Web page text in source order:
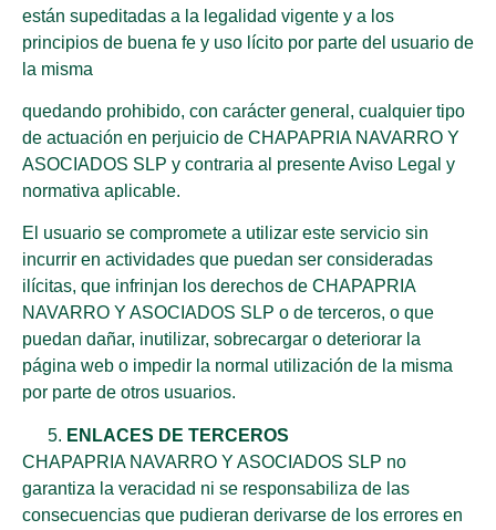
están supeditadas a la legalidad vigente y a los
principios de buena fe y uso lícito por parte del usuario de
la misma
quedando prohibido, con carácter general, cualquier tipo
de actuación en perjuicio de CHAPAPRIA NAVARRO Y
ASOCIADOS SLP y contraria al presente Aviso Legal y
normativa aplicable.
El usuario se compromete a utilizar este servicio sin
incurrir en actividades que puedan ser consideradas
ilícitas, que infrinjan los derechos de CHAPAPRIA
NAVARRO Y ASOCIADOS SLP o de terceros, o que
puedan dañar, inutilizar, sobrecargar o deteriorar la
página web o impedir la normal utilización de la misma
por parte de otros usuarios.
ENLACES DE TERCEROS
CHAPAPRIA NAVARRO Y ASOCIADOS SLP no
garantiza la veracidad ni se responsabiliza de las
consecuencias que pudieran derivarse de los errores en